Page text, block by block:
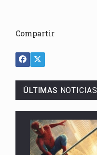
Compartir
ÚLTIMAS NOTICIAS